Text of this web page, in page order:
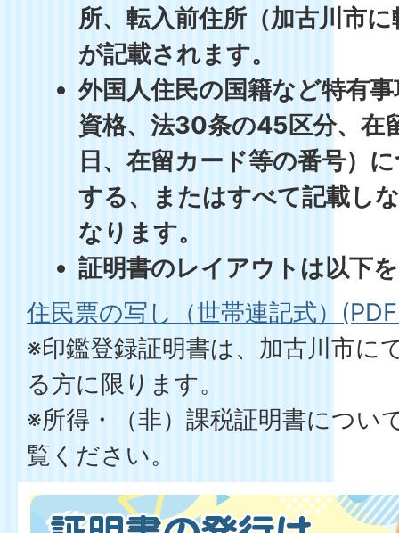
所、転入前住所（加古川市
が記載されます。
外国人住民の国籍など特有
資格、法30条の45区分、在
日、在留カード等の番号）
する、またはすべて記載し
なります。
証明書のレイアウトは以下
住民票の写し（世帯連記式）
※印鑑登録証明書は、加古川市に
る方に限ります。
※所得・（非）課税証明書につい
覧ください。